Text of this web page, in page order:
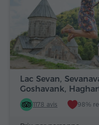
Lac Sevan,
Goshavank,
1178 avis 98%